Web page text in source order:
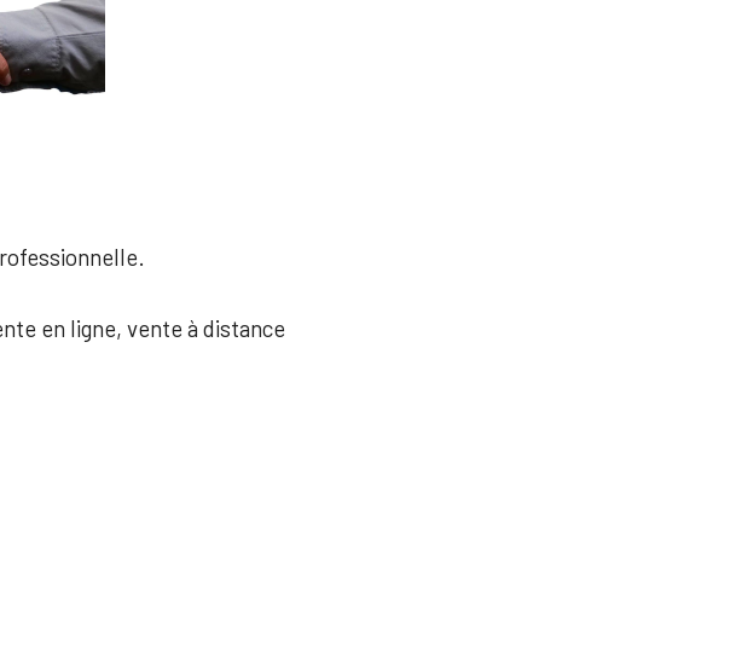
en ligne, vente à distance